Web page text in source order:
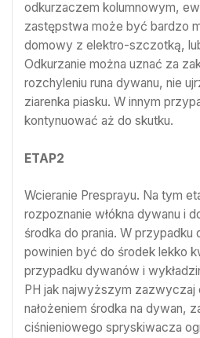
odkurzaczem kolumnowym,
zastępstwa może być bardzo
domowy z elektro-szczotką,
Odkurzanie można uznać za
rozchyleniu runa dywanu, nie
ziarenka piasku. W innym
kontynuować aż do skutku.
ETAP2
Wcieranie Presprayu. Na tym
rozpoznanie włókna dywanu i
środka do prania. W przypadku
powinien być do środek lekko
przypadku dywanów i
PH jak najwyższym zazwyczaj
nałożeniem środka na dywan,
ciśnieniowego spryskiwacza